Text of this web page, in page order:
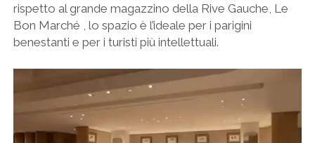
rispetto al grande magazzino della Rive Gauche, Le
Bon Marché , lo spazio è l’ideale per i parigini
benestanti e per i turisti più intellettuali.